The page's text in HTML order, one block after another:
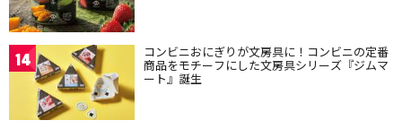
14 コンビニおにぎりが文房具に！コンビニの定番
商品をモチーフにした文房具シリーズ『ジムマ
ート』誕生